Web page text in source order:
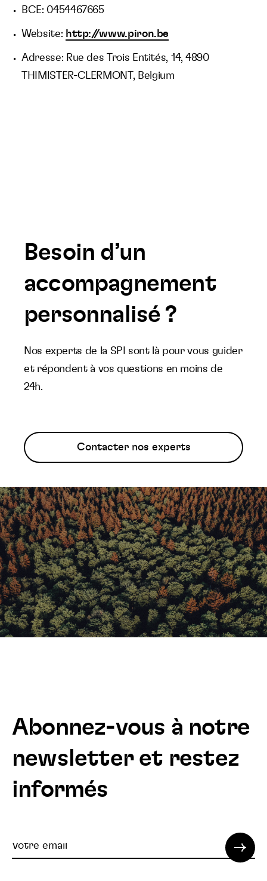
BCE: 0454467665
Website: http://www.piron.be
Adresse: Rue des Trois Entités, 14, 4890
THIMISTER-CLERMONT, Belgium
Besoin d’un
accompagnement
personnalisé ?
Nos experts de la SPI sont là pour vous guider
et répondent à vos questions en moins de
24h.
Contacter nos experts
Abonnez-vous à notre
newsletter et restez
informés
Votre